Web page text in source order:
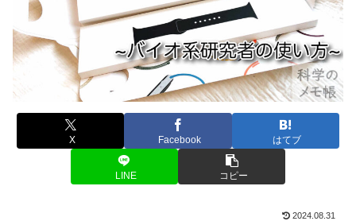
X Facebook はてブ
LINE コピー
2024.08.31